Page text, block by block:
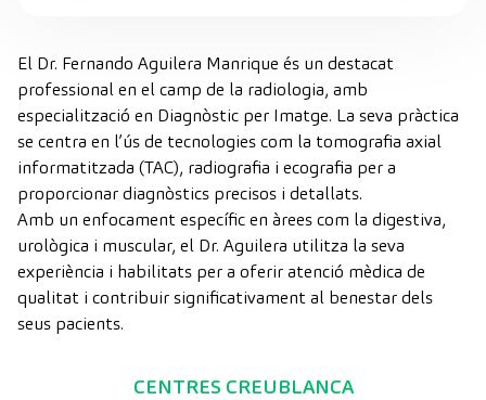
El Dr. Fernando Aguilera Manrique és un destacat
professional en el camp de la radiologia, amb
especialització en Diagnòstic per Imatge. La seva pràctica
se centra en l’ús de tecnologies com la tomografia axial
informatitzada (TAC), radiografia i ecografia per a
proporcionar diagnòstics precisos i detallats.
Amb un enfocament específic en àrees com la digestiva,
urològica i muscular, el Dr. Aguilera utilitza la seva
experiència i habilitats per a oferir atenció mèdica de
qualitat i contribuir significativament al benestar dels
seus pacients.
CENTRES CREUBLANCA